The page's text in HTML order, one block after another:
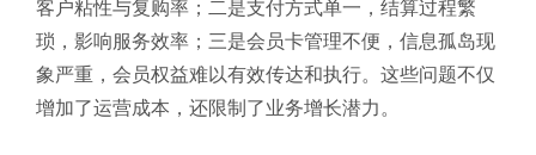
客户粘性与复购率；二是支付方式单一，结算过程繁
琐，影响服务效率；三是会员卡管理不便，信息孤岛现
象严重，会员权益难以有效传达和执行。这些问题不仅
增加了运营成本，还限制了业务增长潜力。